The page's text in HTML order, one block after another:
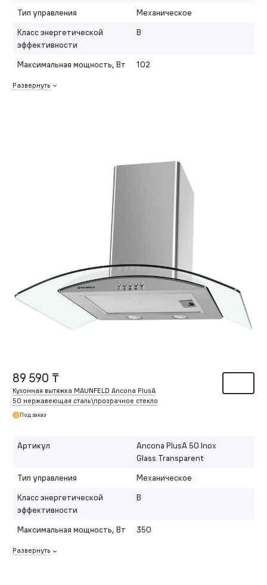
Тип управления
Механическое
Класс энергетической
эффективности
B
Максимальная мощность, Вт 102
Развернуть
89 590 ₸
Кухонная вытяжка MAUNFELD Ancona PlusA
50 нержавеющая сталь\прозрачное стекло
Под заказ
Артикул
Ancona PlusA 50 Inox
Glass Transparent
Тип управления
Механическое
Класс энергетической
эффективности
B
Максимальная мощность, Вт 350
Развернуть